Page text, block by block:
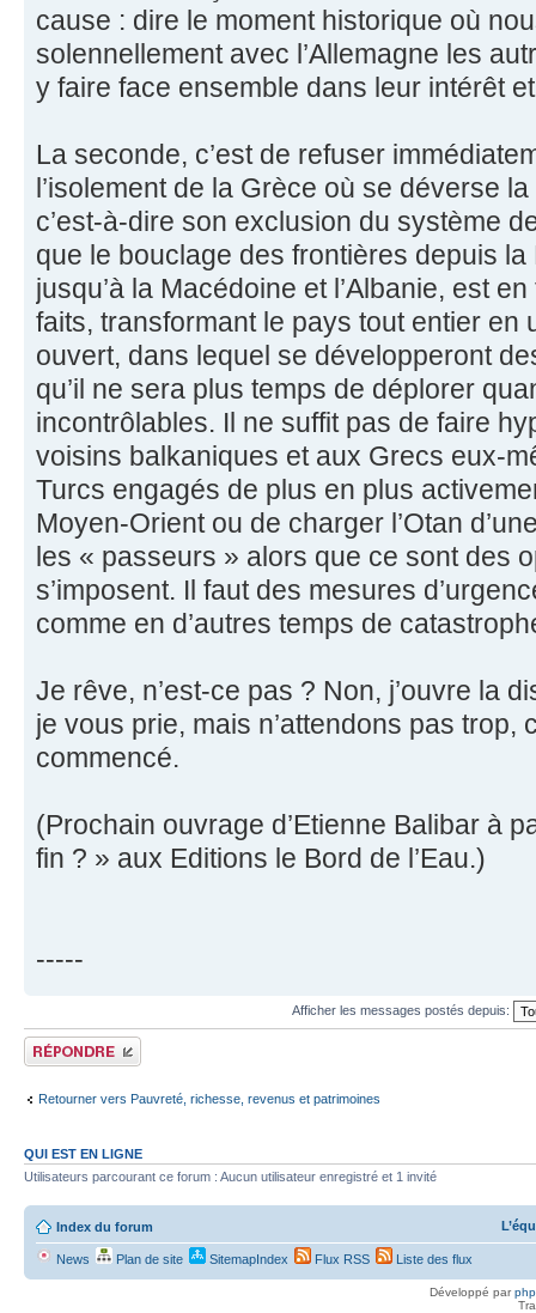
cause : dire le moment historique où
solennellement avec l’Allemagne les
y faire face ensemble dans leur intérêt
La seconde, c’est de refuser
l’isolement de la Grèce où se déverse
c’est-à-dire son exclusion du système
que le bouclage des frontières depuis la
jusqu’à la Macédoine et l’Albanie, est
faits, transformant le pays tout entier en
ouvert, dans lequel se développeront
qu’il ne sera plus temps de déplorer
incontrôlables. Il ne suffit pas de faire
voisins balkaniques et aux Grecs eux-
Turcs engagés de plus en plus
Moyen-Orient ou de charger l’Otan
les « passeurs » alors que ce sont des
s’imposent. Il faut des mesures
comme en d’autres temps de
Je rêve, n’est-ce pas ? Non, j’ouvre la
je vous prie, mais n’attendons pas trop,
commencé.
(Prochain ouvrage d’Etienne Balibar à
fin ? » aux Editions le Bord de l’Eau.)
-----
Afficher les messages postés depuis:
Répondre
Retourner vers Pauvreté, richesse, revenus et patrimoines
QUI EST EN LIGNE
Utilisateurs parcourant ce forum : Aucun utilisateur enregistré et 1 invité
Index du forum
News Plan de site SitemapIndex Flux RSS Liste des flux
Développé par